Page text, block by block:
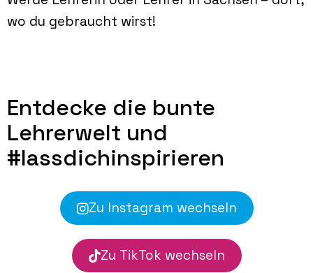
wo du gebraucht wirst!
Entdecke die bunte
Lehrerwelt und
#lassdichinspirieren
Zu Instagram wechseln
Zu TikTok wechseln